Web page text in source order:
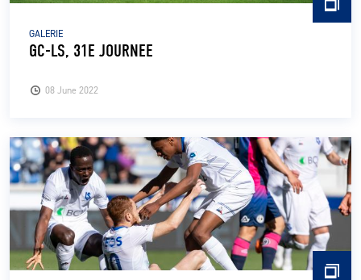
08 June 2022
GALERIE
GC-LS, 31E JOURNEE